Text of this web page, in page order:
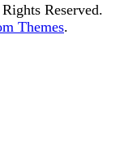
Reserved.
Themes.